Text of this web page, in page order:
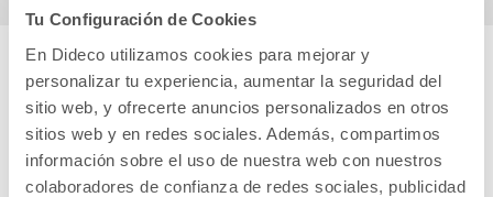
Tu Configuración de Cookies
En Dideco utilizamos cookies para mejorar y
personalizar tu experiencia, aumentar la seguridad del
sitio web, y ofrecerte anuncios personalizados en otros
sitios web y en redes sociales. Además, compartimos
información sobre el uso de nuestra web con nuestros
colaboradores de confianza de redes sociales, publicidad
Cuéntanos tu opinión
¡Sé el primero en valorar este producto!